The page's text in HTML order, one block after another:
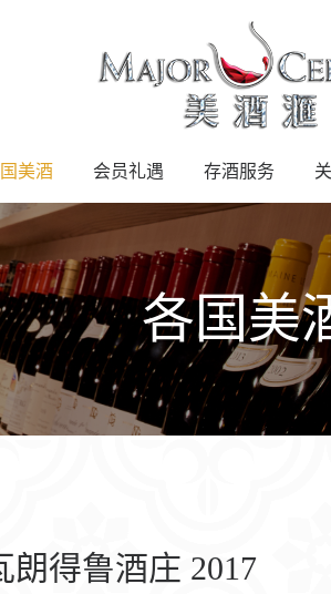
美酒 会员礼遇 存酒服务
各国美
朗得鲁酒庄 2017